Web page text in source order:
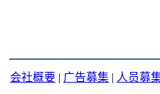
会社概要 | 广告募集 | 人员募